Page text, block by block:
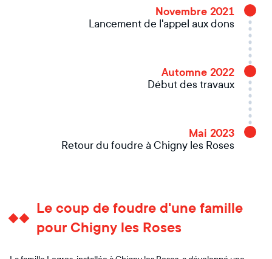
Novembre 2021
Lancement de l'appel aux dons
Automne 2022
Début des travaux
Mai 2023
Retour du foudre à Chigny les Roses
Le coup de foudre d'une famille
pour Chigny les Roses